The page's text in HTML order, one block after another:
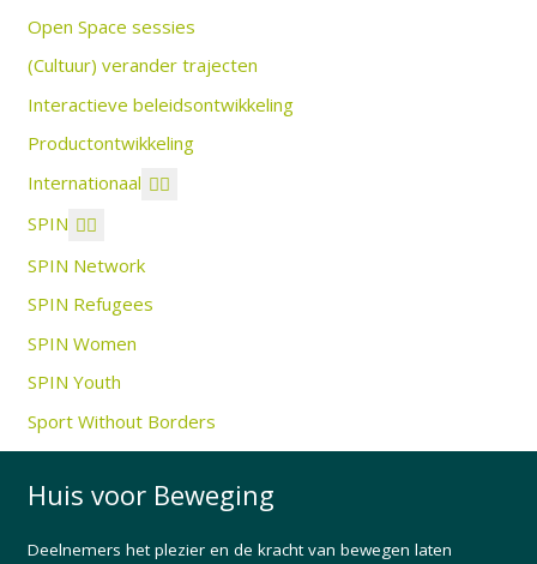
Open Space sessies
(Cultuur) verander trajecten
Interactieve beleidsontwikkeling
Productontwikkeling
Internationaal
SPIN
SPIN Network
SPIN Refugees
SPIN Women
SPIN Youth
Sport Without Borders
Huis voor Beweging
Deelnemers het plezier en de kracht van bewegen laten